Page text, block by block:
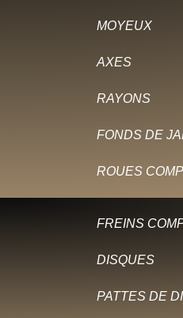
MOYEUX
AXES
RAYONS
FONDS DE
ROUES
FREINS
DISQUES
PATTES DE